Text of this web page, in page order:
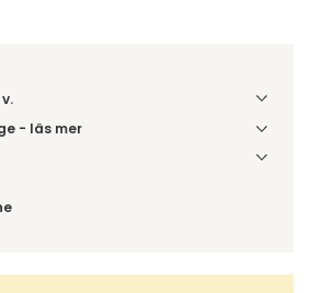
- läs mer
din port/tomtgräns. Innan leverans